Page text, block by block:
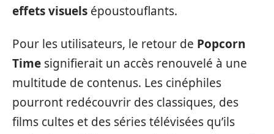
effets visuels époustouflants.
Pour les utilisateurs, le retour de Popcorn
Time signifierait un accès renouvelé à une
multitude de contenus. Les cinéphiles
pourront redécouvrir des classiques, des
films cultes et des séries télévisées qu’ils